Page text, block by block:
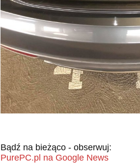
Bądź na bieżąco - obserwuj:
PurePC.pl na Google News